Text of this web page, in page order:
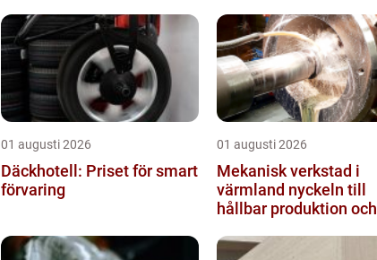
01 augusti 2026
Däckhotell: Priset för smart
förvaring
01 augusti 2026
Mekanisk verkstad i
värmland nyckeln till
hållbar produktion och